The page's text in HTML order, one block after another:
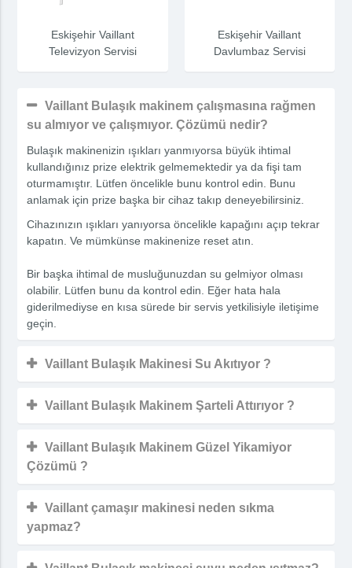
Eskişehir Vaillant
Televizyon Servisi
Eskişehir Vaillant
Davlumbaz Servisi
Vaillant Bulaşık makinem çalışmasına rağmen
su almıyor ve çalışmıyor. Çözümü nedir?
Bulaşık makinenizin ışıkları yanmıyorsa büyük ihtimal
kullandığınız prize elektrik gelmemektedir ya da fişi tam
oturmamıştır. Lütfen öncelikle bunu kontrol edin. Bunu
anlamak için prize başka bir cihaz takıp deneyebilirsiniz.
Cihazınızın ışıkları yanıyorsa öncelikle kapağını açıp tekrar
kapatın. Ve mümkünse makinenize reset atın.
Bir başka ihtimal de musluğunuzdan su gelmiyor olması
olabilir. Lütfen bunu da kontrol edin. Eğer hata hala
giderilmediyse en kısa sürede bir servis yetkilisiyle iletişime
geçin.
Vaillant Bulaşık Makinesi Su Akıtıyor ?
Vaillant Bulaşık Makinem Şarteli Attırıyor ?
Vaillant Bulaşık Makinem Güzel Yikamiyor
Çözümü ?
Vaillant çamaşır makinesi neden sıkma
yapmaz?